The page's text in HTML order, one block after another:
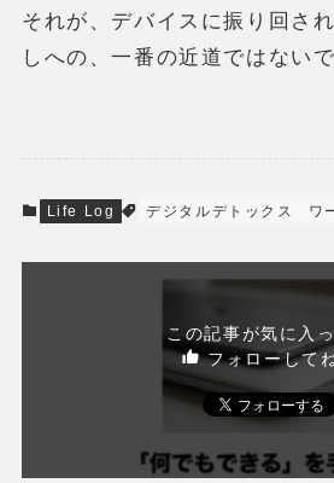
それが、デバイスに振り回さ
しへの、一番の近道ではない
Life Log デジタルデトックス ワ
この記事が気に入
フォローしてね